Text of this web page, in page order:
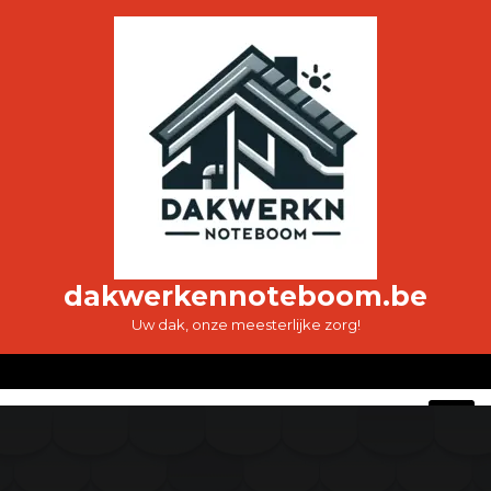
dakwerkennoteboom.be
Uw dak, onze meesterlijke zorg!